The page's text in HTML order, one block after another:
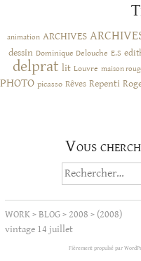
animation ARCHIVES
dessin Dominique Delouche E.S
delprat lit Louvre maison
PHOTO picasso Rêves Repenti
Vous
Rechercher :
WORK>BLOG> 2008 > (2008)
vintage 14 juillet
Fièrement propulsé par